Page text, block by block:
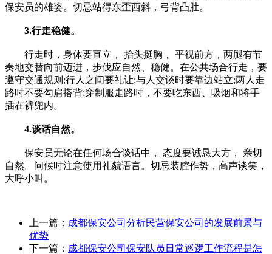
保安员的雄姿。切忌站得东歪西斜，弓背凸肚。
3.行走稳健。
行走时，身体要直立， 抬头挺胸， 平视前方，两腿有节
奏地交替向前迈进，步伐应自然、稳健。在公共场合行走，要
遵守交通规则;行人之间要礼让;与人交谈时要靠边站立;两人走
路时不要勾肩搭背;穿制服走路时，不要吃东西、吸烟和将手
插在裤兜内。
4.谈话自然。
保安员无论在任何场合谈话中， 态度要诚恳大方， 亲切
自然。问候时注意使用礼貌语言。切忌装腔作势，高声谈笑，
大呼小叫。
上一篇： 成都保安公司分析民营保安公司的发展前景与
优势
下一篇： 成都保安公司保安队员日常巡逻工作流程是怎